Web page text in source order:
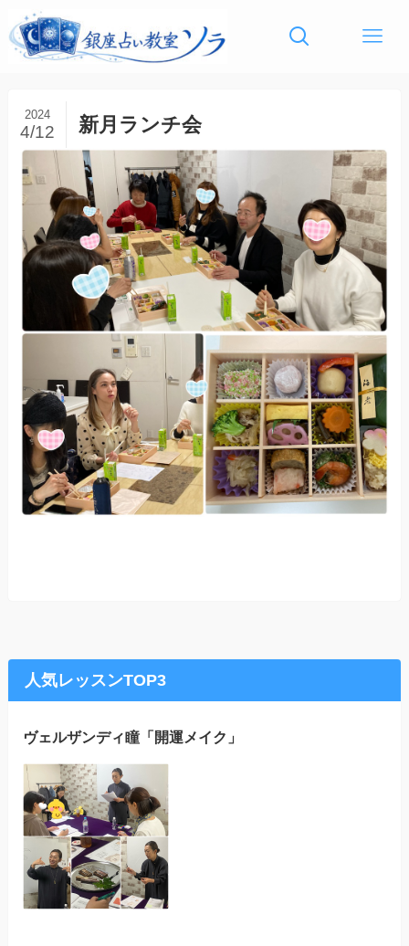
新月ランチ会
2024
4/12
人気レッスンTOP3
ヴェルザンディ瞳「開運メイク」